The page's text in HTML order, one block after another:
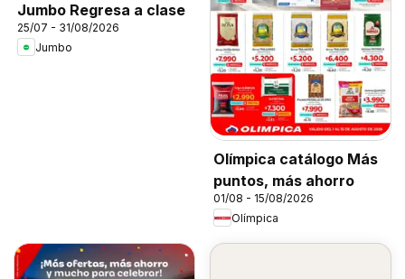
Jumbo Regresa a clase
25/07 - 31/08/2026
Jumbo
Olímpica catálogo Más
puntos, más ahorro
01/08 - 15/08/2026
Olímpica